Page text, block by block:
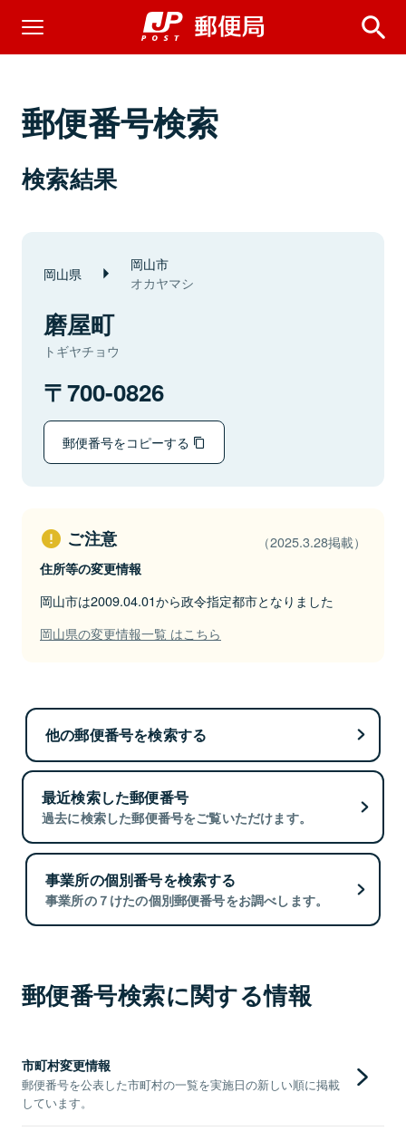
郵便番号検索
検索結果
岡山県 岡山市
オカヤマシ
磨屋町
トギヤチョウ
700-0826
郵便番号をコピーする
ご注意 （2025.3.28掲載）
住所等の変更情報
岡山市は2009.04.01から政令指定都市となりました
岡山県の変更情報一覧 はこちら
他の郵便番号を検索する
最近検索した郵便番号
過去に検索した郵便番号をご覧いただけます。
事業所の個別番号を検索する
事業所の７けたの個別郵便番号をお調べします。
郵便番号検索に関する情報
市町村変更情報
郵便番号を公表した市町村の一覧を実施日の新しい順に掲載
しています。